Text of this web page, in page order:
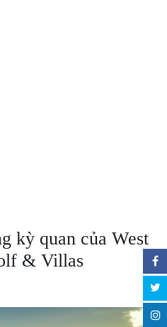
kỳ quan của West
& Villas